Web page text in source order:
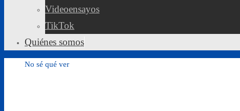
Videoensayos
TikTok
Quiénes somos
No sé qué ver